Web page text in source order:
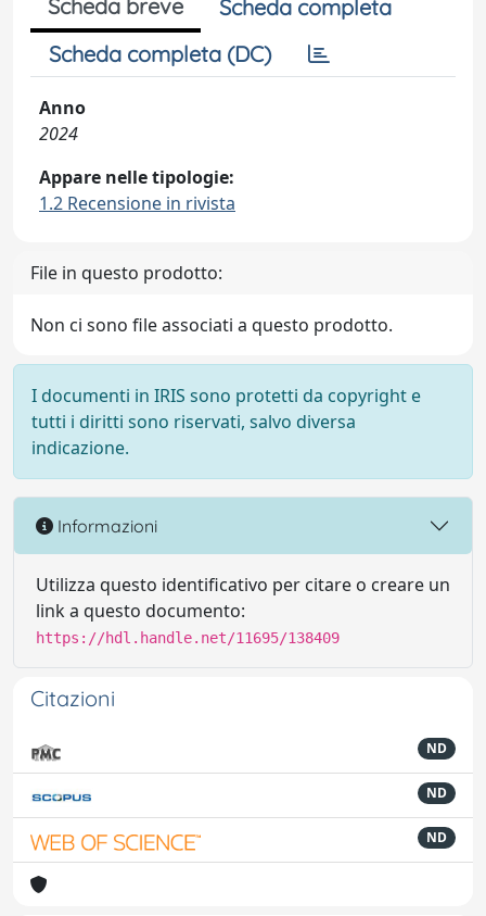
Scheda breve
Scheda completa
Scheda completa (DC)
Anno
2024
Appare nelle tipologie:
1.2 Recensione in rivista
File in questo prodotto:
Non ci sono file associati a questo prodotto.
I documenti in IRIS sono protetti da copyright e
tutti i diritti sono riservati, salvo diversa
indicazione.
Informazioni
Utilizza questo identificativo per citare o creare un
link a questo documento:
https://hdl.handle.net/11695/138409
Citazioni
ND
ND
ND